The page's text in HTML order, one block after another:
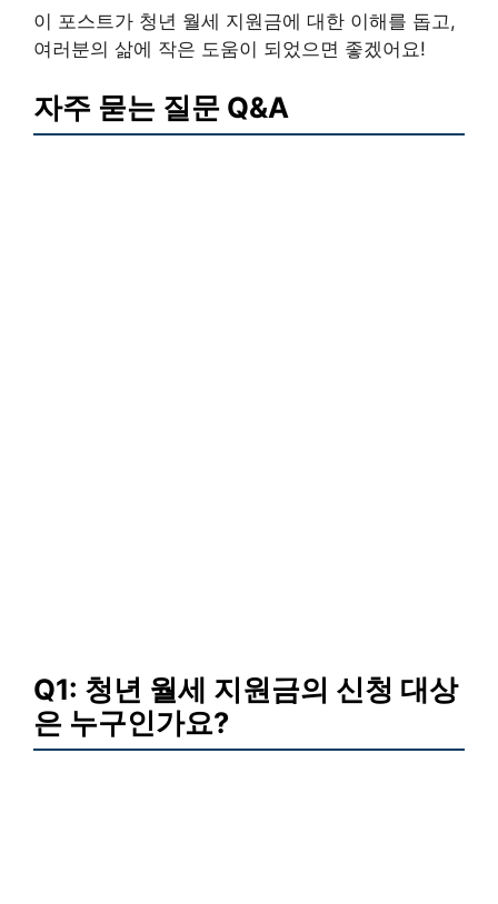
이 포스트가 청년 월세 지원금에 대한 이해를 돕고,
여러분의 삶에 작은 도움이 되었으면 좋겠어요!
자주 묻는 질문 Q&A
Q1: 청년 월세 지원금의 신청 대상
은 누구인가요?